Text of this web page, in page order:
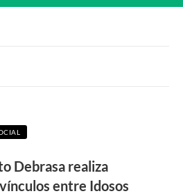
Debrasa realiza
entre Idosos